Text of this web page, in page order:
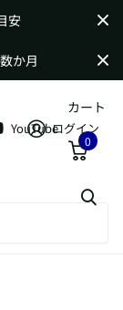
安
か月
YouTubeログイン
カート
0